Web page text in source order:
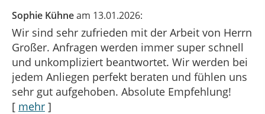
Sophie Kühneam 13.01.2026:
Wir sind sehr zufrieden mit der Arbeit von Herrn
Großer. Anfragen werden immer super schnell
und unkompliziert beantwortet. Wir werden bei
jedem Anliegen perfekt beraten und fühlen uns
sehr gut aufgehoben. Absolute Empfehlung!
[ mehr ]